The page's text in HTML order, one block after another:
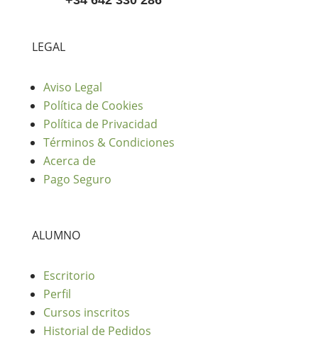
LEGAL
Aviso Legal
Política de Cookies
Política de Privacidad
Términos & Condiciones
Acerca de
Pago Seguro
ALUMNO
Escritorio
Perfil
Cursos inscritos
Historial de Pedidos